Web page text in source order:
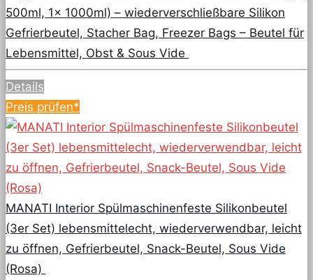
500ml, 1x 1000ml) – wiederverschließbare Silikon
Gefrierbeutel, Stacher Bag, Freezer Bags – Beutel für
Lebensmittel, Obst & Sous Vide
Details
Preis prüfen*
MANATI Interior Spülmaschinenfeste Silikonbeutel
(3er Set) lebensmittelecht, wiederverwendbar, leicht
zu öffnen, Gefrierbeutel, Snack-Beutel, Sous Vide
(Rosa)